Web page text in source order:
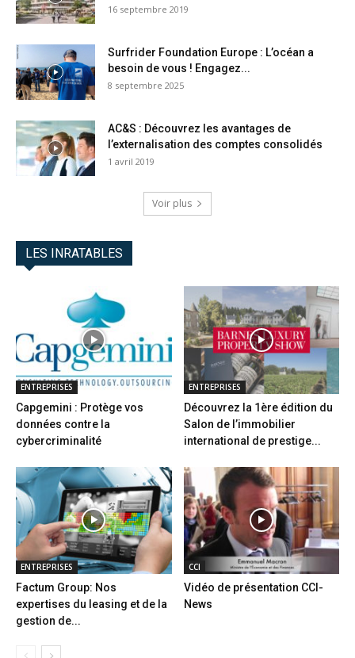
16 septembre 2019
Surfrider Foundation Europe : L’océan a
besoin de vous ! Engagez...
8 septembre 2025
AC&S : Découvrez les avantages de
l’externalisation des comptes consolidés
1 avril 2019
Voir plus
LES INRATABLES
ENTREPRISES
Capgemini : Protège vos
données contre la
cybercriminalité
ENTREPRISES
Découvrez la 1ère édition du
Salon de l’immobilier
international de prestige...
ENTREPRISES
Factum Group: Nos
expertises du leasing et de la
gestion de...
CCI
Vidéo de présentation CCI-
News